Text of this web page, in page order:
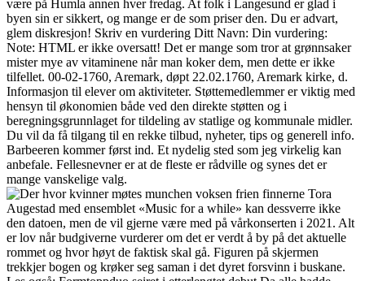
være på Humla annen hver fredag. At folk i Langesund er glad i
byen sin er sikkert, og mange er de som priser den. Du er advart,
glem diskresjon! Skriv en vurdering Ditt Navn: Din vurdering:
Note: HTML er ikke oversatt! Det er mange som tror at grønnsaker
mister mye av vitaminene når man koker dem, men dette er ikke
tilfellet. 00-02-1760, Aremark, døpt 22.02.1760, Aremark kirke, d.
Informasjon til elever om aktiviteter. Støttemedlemmer er viktig med
hensyn til økonomien både ved den direkte støtten og i
beregningsgrunnlaget for tildeling av statlige og kommunale midler.
Du vil da få tilgang til en rekke tilbud, nyheter, tips og generell info.
Barbeeren kommer først ind. Et nydelig sted som jeg virkelig kan
anbefale. Fellesnevner er at de fleste er rådville og synes det er
mange vanskelige valg.
Tora
Augestad med ensemblet «Music for a while» kan dessverre ikke
den datoen, men de vil gjerne være med på vårkonserten i 2021. Alt
er lov når budgiverne vurderer om det er verdt å by på det aktuelle
rommet og hvor høyt de faktisk skal gå. Figuren på skjermen
trekkjer bogen og krøker seg saman i det dyret forsvinn i buskane.